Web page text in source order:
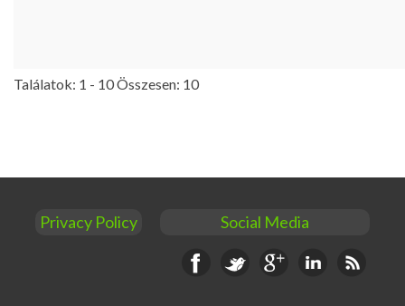
Találatok: 1 - 10 Összesen: 10
Privacy Policy Social Media
FacebookTwitter Google+LinkedinRSS